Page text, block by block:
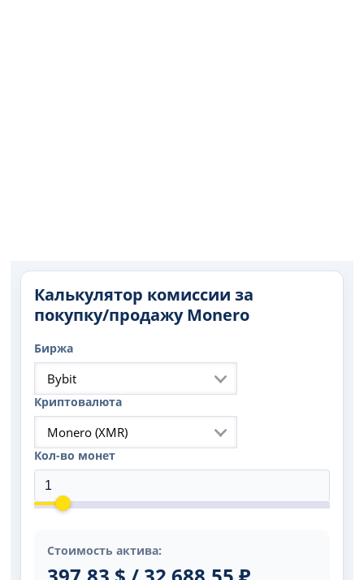
Калькулятор комиссии за
покупку/продажу Monero
Биржа
Bybit
Криптовалюта
Monero (XMR)
Кол-во монет
Стоимость актива: